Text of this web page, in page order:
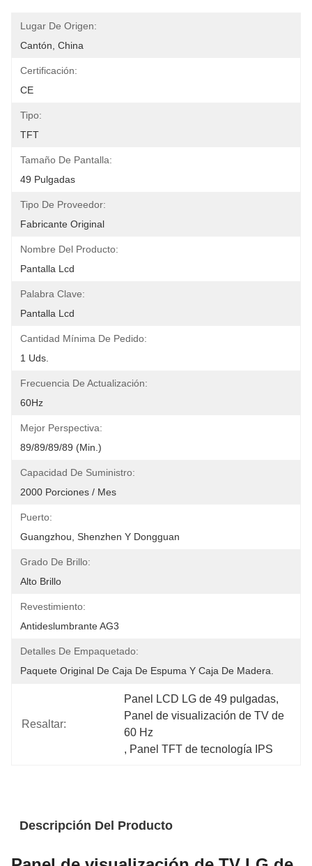
Lugar De Origen:
Cantón, China
Certificación:
CE
Tipo:
TFT
Tamaño De Pantalla:
49 Pulgadas
Tipo De Proveedor:
Fabricante Original
Nombre Del Producto:
Pantalla Lcd
Palabra Clave:
Pantalla Lcd
Cantidad Mínima De Pedido:
1 Uds.
Frecuencia De Actualización:
60Hz
Mejor Perspectiva:
89/89/89/89 (min.)
Capacidad De Suministro:
2000 Porciones / Mes
Puerto:
Guangzhou, Shenzhen Y Dongguan
Grado De Brillo:
Alto Brillo
Revestimiento:
Antideslumbrante AG3
Detalles De Empaquetado:
Paquete Original De Caja De Espuma Y Caja De Madera.
Resaltar:
Panel LCD LG de 49 pulgadas,
Panel de visualización de TV de
60 Hz
, Panel TFT de tecnología IPS
Descripción Del Producto